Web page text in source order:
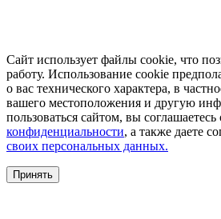
Сайт использует файлы cookie, что
работу. Использование cookie
о вас технического характера, в
вашего местоположения и другую
пользоваться сайтом, вы соглашаетесь
конфиденциальности, а также даете
своих персональных данных.
Принять